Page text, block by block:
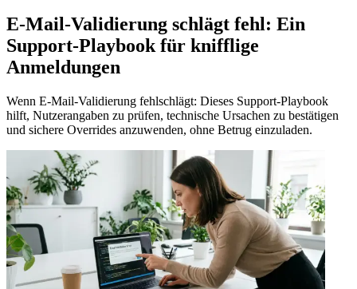
E‑Mail‑Validierung schlägt fehl: Ein
Support‑Playbook für knifflige
Anmeldungen
Wenn E‑Mail‑Validierung fehlschlägt: Dieses Support‑Playbook
hilft, Nutzerangaben zu prüfen, technische Ursachen zu bestätigen
und sichere Overrides anzuwenden, ohne Betrug einzuladen.